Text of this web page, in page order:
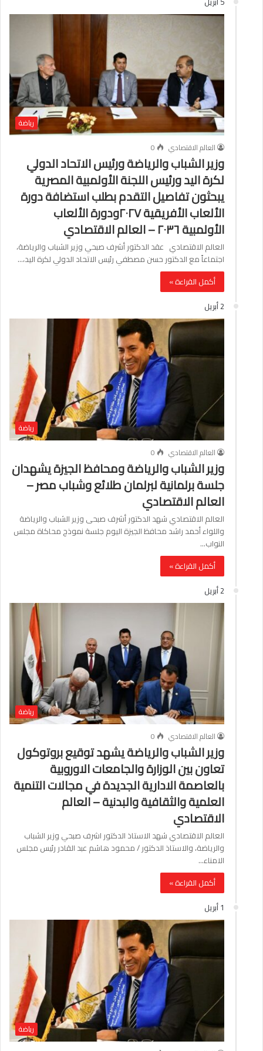
رياضة
العالم الاقتصادي
0
وزير الشباب والرياضة ورئيس الاتحاد الدولي
لكرة اليد ورئيس اللجنة الأولمبية المصرية
يبحثون تفاصيل التقدم بطلب استضافة دورة
الألعاب الأفريقية ٢٠٢٧ودورة الألعاب
الأولمبية ٢٠٣٦ – العالم الاقتصادي
العالم الاقتصادي عقد الدكتور أشرف صبحي وزير الشباب والرياضة،
اجتماعاً مع الدكتور حسن مصطفي رئيس الاتحاد الدولي لكرة اليد،…
أكمل القراءة »
2 أبريل
رياضة
العالم الاقتصادي
0
وزير الشباب والرياضة ومحافظ الجيزة يشهدان
جلسة برلمانية لبرلمان طلائع وشباب مصر –
العالم الاقتصادي
العالم الاقتصادي شهد الدكتور أشرف صبحى وزير الشباب والرياضة
واللواء أحمد راشد محافظ الجيزة اليوم جلسة نموذج محاكاة مجلس
النواب…
أكمل القراءة »
2 أبريل
رياضة
العالم الاقتصادي
0
وزير الشباب والرياضة يشهد توقيع بروتوكول
تعاون بين الوزارة والجامعات الاوروبية
بالعاصمة الادارية الجديدة في مجالات التنمية
العلمية والثقافية والبدنية – العالم
الاقتصادي
العالم الاقتصادي شهد الاستاذ الدكتور اشرف صبحي وزير الشباب
والرياضة، والاستاذ الدكتور / محمود هاشم عبد القادر رئيس مجلس
الامناء…
أكمل القراءة »
1 أبريل
رياضة